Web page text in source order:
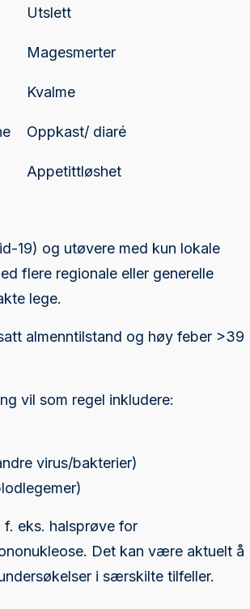
Utslett
Magesmerter
Kvalme
Oppkast/ diaré
Appetittløshet
19) og utøvere med kun lokale
flere regionale eller generelle
lege.
almenntilstand og høy feber >39
vil som regel inkludere:
virus/bakterier)
eks. halsprøve for
Det kan være aktuelt å
i særskilte tilfeller.